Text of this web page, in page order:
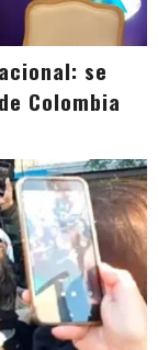
se
Colombia